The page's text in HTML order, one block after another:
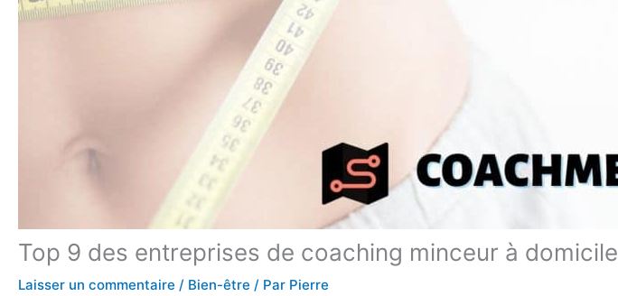
Top 9 des entreprises de coaching minceur à domicile
Laisser un commentaire / Bien-être / Par Pierre